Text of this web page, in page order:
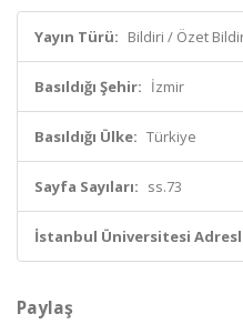
Yayın Türü: Bildiri / Özet
Basıldığı Şehir: İzmir
Basıldığı Ülke: Türkiye
Sayfa Sayıları: ss.73
İstanbul Üniversitesi
Paylaş